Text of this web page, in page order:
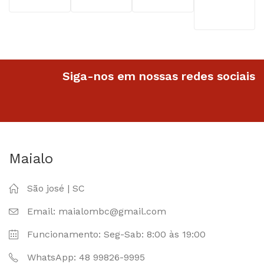
Siga-nos em nossas redes sociais
Maialo
São josé | SC
Email: maialombc@gmail.com
Funcionamento: Seg-Sab: 8:00 às 19:00
WhatsApp: 48 99826-9995